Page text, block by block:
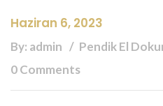
Haziran 6, 2023
By: admin
Pendik El
0 Comments